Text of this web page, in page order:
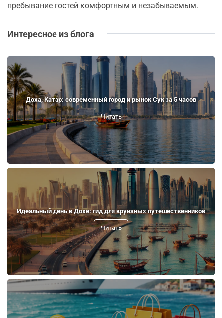
пребывание гостей комфортным и незабываемым.
Интересное из блога
Доха, Катар: современный город и рынок Сук за 5 часов
Читать
Идеальный день в Дохе: гид для круизных путешественников
Читать